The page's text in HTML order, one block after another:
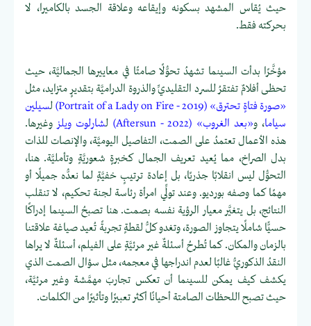
حيث يُقاس المشهد بسكونه وإيقاعه وعلاقة الجسد بالكاميرا، لا
بحركته فقط.
مؤخَّرًا بدأت السينما تشهدُ تحوُّلًا صامتًا في معاييرها الجماليَّة، حيث
تحظى أفلامٌ تفتقرُ للسرد التقليديِّ والذروة الدراميَّة بتقديرٍ متزايد، مثل
«صورة فتاةٍ تحترق» (Portrait of a Lady on Fire - 2019)
لسيلين
سياما، و«بعد الغروب» (Aftersun - 2022) لشارلوت ويلز وغيرها.
هذه الأعمال تعتمدُ على الصمت، التفاصيل اليوميَّة، والإنصات للذات
بدل الصراخ، مما يُعيد تعريف الجمال كخبرةٍ شعوريَّةٍ وتأمليَّة. هنا،
التحوُّل ليس انقلابًا جذريًا، بل إعادة ترتيبٍ خفيَّةٍ لما نعدُّه جميلًا أو
مهمًا كما وصفه بورديو. وعند تولِّي امرأة رئاسة لجنة تحكيم، لا تنقلب
النتائج، بل يتغيَّر معيار الرؤية نفسه بصمت. هنا تصبحُ السينما إدراكًا
حسيًّا شاملًا يتجاوز الصورة، وتغدو كلُّ لقطةٍ تجربةً تُعيد صياغة علاقتنا
بالزمان والمكان. كما تُطرحُ أسئلةٌ غير مرئيَّةٍ على الفيلم، أسئلةٌ لا يراها
النقدُ الذكوريُّ غالبًا لعدم اندراجها في معجمه، مثل سؤال الصمت الذي
يكشف كيف يمكن للسينما أن تعكس تجاربَ مهمَّشة وغير مرئيَّة،
حيث تصبح اللحظات الصامتة أحيانًا أكثر تعبيرًا وتأثيرًا من الكلمات.